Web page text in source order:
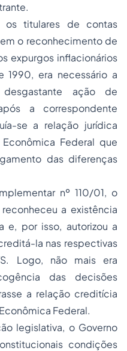
titulares de contas
o reconhecimento de
expurgos inflacionários
1990, era necessário a
ação de
a correspondente
se a relação jurídica
Federal que
das diferenças
nº 110/01, o
a existência
e, por isso, autorizou a
la nas respectivas
Logo, não mais era
das decisões
a relação creditícia
Federal.
legislativa, o Governo
condições